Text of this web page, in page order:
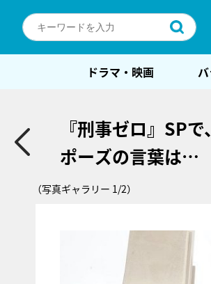
ドラマ・映画
『刑事ゼロ』SP
ポーズの言葉は…
（写真ギャラリー 1/2）